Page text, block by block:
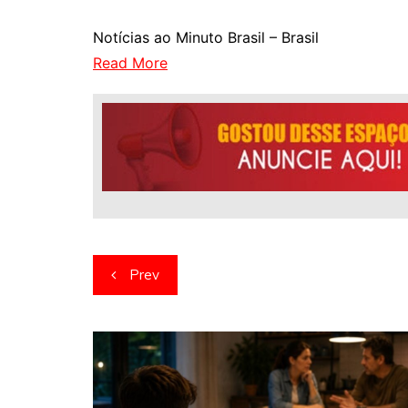
Notícias ao Minuto Brasil – Brasil
Read More
Navegação
de
artigos
Prev